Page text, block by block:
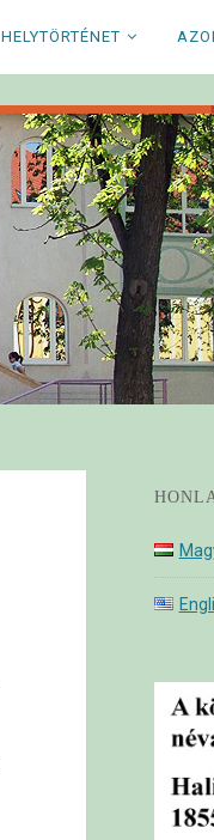
HELYTÖRTÉNET